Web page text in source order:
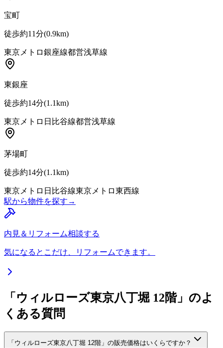
宝町
徒歩約11分(0.9km)
東京メトロ銀座線都営浅草線
東銀座
徒歩約14分(1.1km)
東京メトロ日比谷線都営浅草線
茅場町
徒歩約14分(1.1km)
東京メトロ日比谷線東京メトロ東西線
駅から物件を探す →
内見＆リフォーム相談する
気になるとこだけ、リフォームできます。
「ウィルローズ東京八丁堀 12階」のよ
くある質問
「ウィルローズ東京八丁堀 12階」の販売価格はいくらですか？